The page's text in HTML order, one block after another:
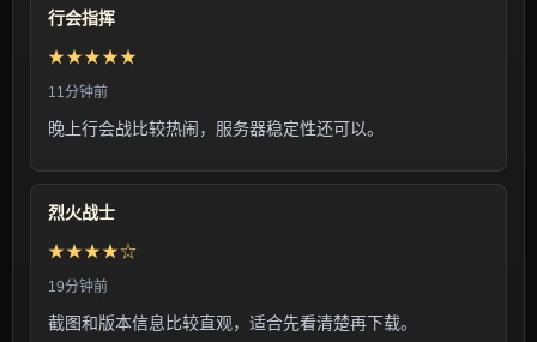
行会指挥
★★★★★
11分钟前
晚上行会战比较热闹，服务器稳定性还可以。
烈火战士
★★★★☆
19分钟前
截图和版本信息比较直观，适合先看清楚再下载。